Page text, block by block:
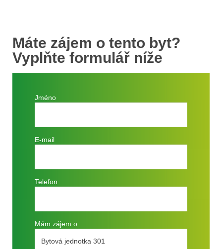
Máte zájem o tento byt?
Vyplňte formulář níže
Jméno
E-mail
Telefon
Mám zájem o